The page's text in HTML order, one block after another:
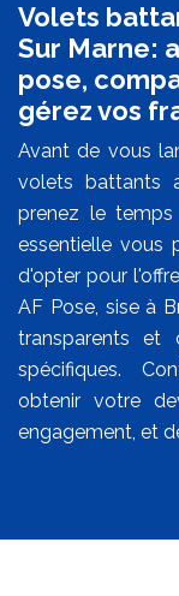
Volets
Sur Marne:
pose,
gérez vos
Avant de vous
volets battants
prenez le
essentielle vous
d'opter pour
AF Pose, sise à
transparents et
spécifiques.
obtenir votre
engagement, et